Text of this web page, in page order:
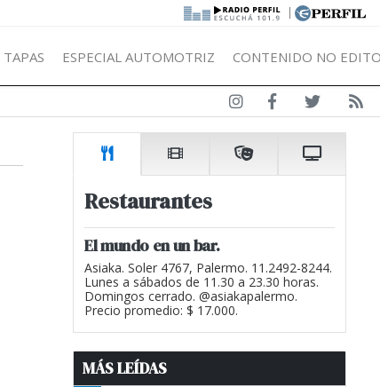
|
TAPAS ESPECIAL AUTOMOTRIZ CONTENIDO NO
Restaurantes
El mundo en un bar.
Asiaka. Soler 4767, Palermo. 11.2492-8244.
Lunes a sábados de 11.30 a 23.30 horas.
Domingos cerrado. @asiakapalermo.
Precio promedio: $ 17.000.
MÁS LEÍDAS